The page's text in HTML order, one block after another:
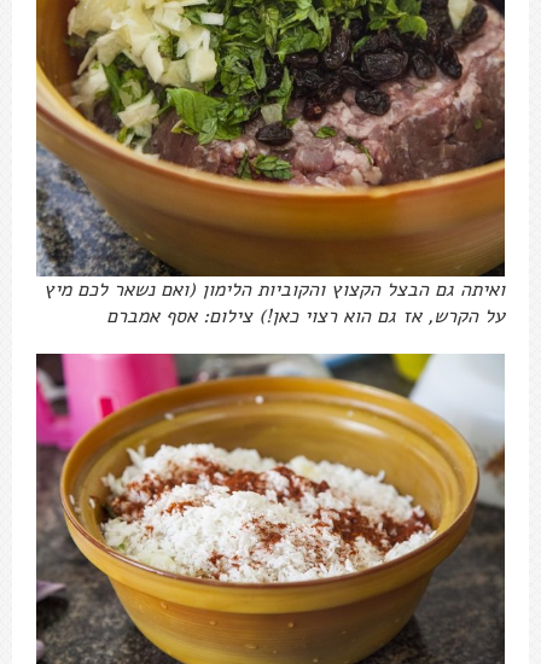
ואיתה גם הבצל הקצוץ והקוביות הלימון (ואם נשאר לכם מיץ
על הקרש, אז גם הוא רצוי כאן!) צילום: אסף אמברם